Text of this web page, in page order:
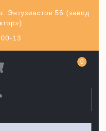
13
Энтузиастов 56 (завод
0